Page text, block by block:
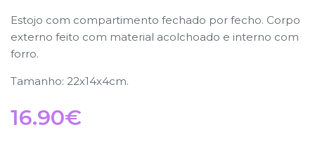
Estojo com compartimento fechado por fecho. Corpo
externo feito com material acolchoado e interno com
forro.
Tamanho: 22x14x4cm.
16.90€